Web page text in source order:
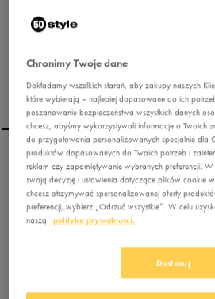
LOTTO SPODNIE TEDII
0.0(0
KLUBIE 50 STYLE
Chronimy Twoje dane
Dokładamy wszelkich starań, aby zakupy naszych
które wybierają – najlepiej dopasowane do ich
poszanowaniu bezpieczeństwa wszystkich danych
chcesz, abyśmy wykorzystywali informacje o Twoich
do przygotowania personalizowanych specjalnie dla
produktów dopasowanych do Twoich potrzeb i
reklam czy zapamiętywanie wybranych preferencji.
swoją decyzję i ustawienia dotyczące plików cookie
chcesz otrzymywać spersonalizowanej oferty
preferencji, wybierz „Odrzuć wszystkie”. W celu
naszą
politykę prywatności.
Dostosuj